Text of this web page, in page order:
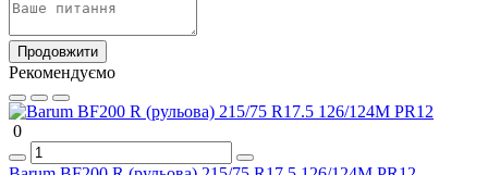
Продовжити
Рекомендуємо
0